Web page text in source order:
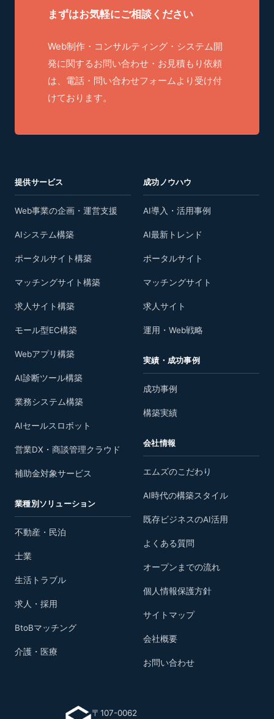
まずはお気軽にご相談ください
Web制作・コンサルティング・システム開
発に関するお問い合わせ・お見積もり依頼
は、電話・問い合わせフォームより受け付
けております。
提供サービス
Web事業の企画・運営支援
AIシステム構築
ポータルサイト構築
マッチングサイト構築
求人サイト構築
モール型EC構築
Webアプリ構築
AI診断ツール構築
業務システム構築
AIセールスロボット
営業DX・商談管理クラウド
補助金対象サービス
業種別ソリューション
不動産・民泊
士業
生活トラブル
求人・採用
BtoBマッチング
介護・医療
成功ノウハウ
AI導入・活用事例
AI最新トレンド
ポータルサイト
マッチングサイト
求人サイト
運用・Web戦略
実績・成功事例
成功事例
構築実績
会社情報
エムズのこだわり
AI時代の構築スタイル
既存ビジネスのAI活用
よくある質問
オープンまでの流れ
個人情報保護方針
サイトマップ
会社概要
お問い合わせ
〒107-0062